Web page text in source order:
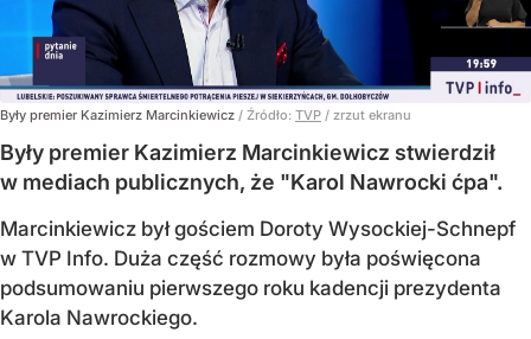
Były premier Kazimierz Marcinkiewicz / Źródło: TVP / zrzut ekranu
Były premier Kazimierz Marcinkiewicz stwierdził
w mediach publicznych, że "Karol Nawrocki ćpa".
Marcinkiewicz był gościem Doroty Wysockiej-Schnepf
w TVP Info. Duża część rozmowy była poświęcona
podsumowaniu pierwszego roku kadencji prezydenta
Karola Nawrockiego.